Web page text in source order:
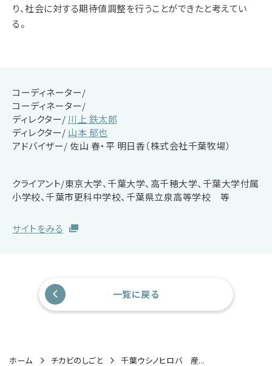
り、社会に対する期待値調整を行うことができたと考えてい
る。
コーディネーター/
コーディネーター/
ディレクター/ 川上 鉄太郎
ディレクター/ 山本 郁也
アドバイザー/佐山 春・平 明日香（株式会社千葉牧場）
クライアント/東京大学、千葉大学、高千穂大学、千葉大学付属
小学校、千葉市更科中学校、千葉県立泉高等学校 等
サイトをみる
一覧に戻る
ホーム チカビのしごと 千葉ウシノヒロバ 産...